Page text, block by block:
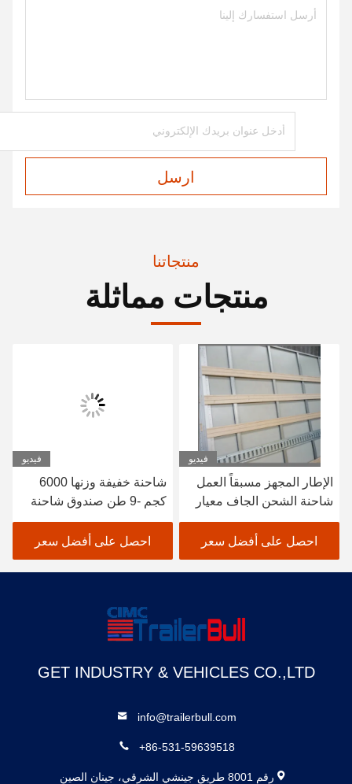
ارسل
منتجاتنا
منتجات مماثلة
فيديو
الإطار المجهز مسبقاً العمل
شاحنة الشحن الجاف معيار
الجسم
احصل على أفضل سعر
فيديو
شاحنة خفيفة وزنها 6000
كجم -9 طن صندوق شاحنة
مبرد ومعزول مع ألواح
ساندوتش FRP
احصل على أفضل سعر
GET INDUSTRY & VEHICLES CO.,LTD
info@trailerbull.com
+86-531-59639518
رقم 8001 طريق جينشي الشرقي، جينان الصين